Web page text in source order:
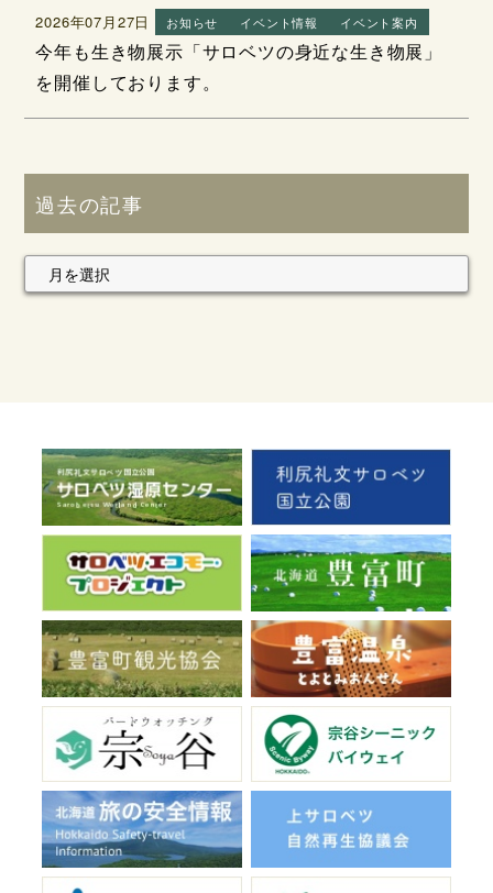
2026年07月27日 お知らせ イベント情報 イベント案内
今年も生き物展示「サロベツの身近な生き物展」
を開催しております。
過去の記事